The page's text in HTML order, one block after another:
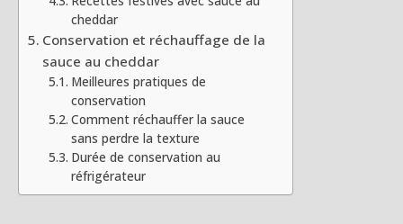
cheddar
Conservation et réchauffage de la
sauce au cheddar
Meilleures pratiques de
conservation
Comment réchauffer la sauce
sans perdre la texture
Durée de conservation au
réfrigérateur